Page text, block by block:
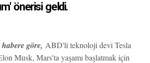
önerisi geldi.
göre, ABD'li teknoloji devi Tesla
Musk, Mars'ta yaşamı başlatmak için